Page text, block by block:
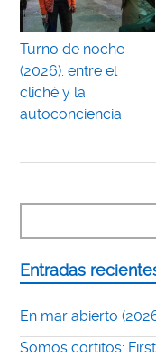
Turno de noche
(2026): entre el
cliché y la
autoconciencia
Entradas
En mar abierto
Somos cortitos: